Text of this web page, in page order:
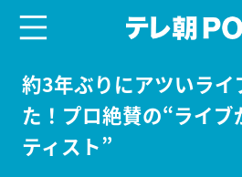
約3年ぶりにアツいライ
た！プロ絶賛の“ライブ
ティスト”